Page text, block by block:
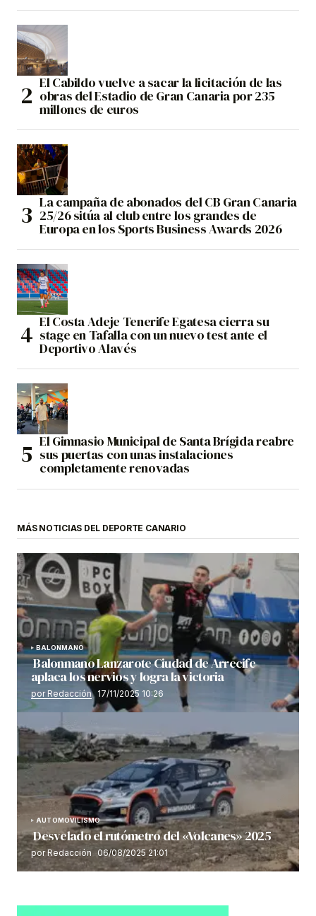
El Cabildo vuelve a sacar la licitación de las
obras del Estadio de Gran Canaria por 235
millones de euros
La campaña de abonados del CB Gran Canaria
25/26 sitúa al club entre los grandes de
Europa en los Sports Business Awards 2026
El Costa Adeje Tenerife Egatesa cierra su
stage en Tafalla con un nuevo test ante el
Deportivo Alavés
El Gimnasio Municipal de Santa Brígida reabre
sus puertas con unas instalaciones
completamente renovadas
MÁS NOTICIAS DEL DEPORTE CANARIO
BALONMANO
Balonmano Lanzarote Ciudad de Arrecife
aplaca los nervios y logra la victoria
por Redacción 17/11/2025 10:26
AUTOMOVILISMO
Desvelado el rutómetro del «Volcanes» 2025
por Redacción 06/08/2025 21:01